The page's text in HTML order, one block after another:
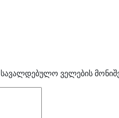
სავალდებულო ველების